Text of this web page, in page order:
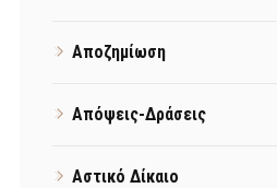
Αποζημίωση
Απόψεις-Δράσεις
Αστικό Δίκαιο